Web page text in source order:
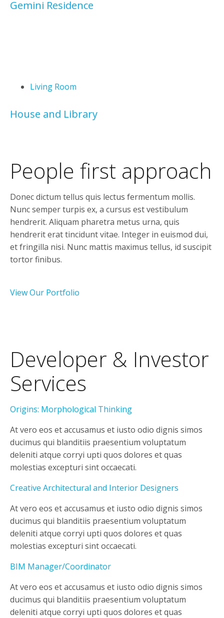
Gemini Residence
Living Room
House and Library
People first approach
Donec dictum tellus quis lectus fermentum mollis.
Nunc semper turpis ex, a cursus est vestibulum
hendrerit. Aliquam pharetra metus urna, quis
hendrerit erat tincidunt vitae. Integer in euismod dui,
et fringilla nisi. Nunc mattis maximus tellus, id suscipit
tortor finibus.
View Our Portfolio
Developer & Investor
Services
Origins: Morphological Thinking
At vero eos et accusamus et iusto odio dignis simos
ducimus qui blanditiis praesentium voluptatum
deleniti atque corryi upti quos dolores et quas
molestias excepturi sint occaecati.
Creative Architectural and Interior Designers
At vero eos et accusamus et iusto odio dignis simos
ducimus qui blanditiis praesentium voluptatum
deleniti atque corryi upti quos dolores et quas
molestias excepturi sint occaecati.
BIM Manager/Coordinator
At vero eos et accusamus et iusto odio dignis simos
ducimus qui blanditiis praesentium voluptatum
deleniti atque corryi upti quos dolores et quas